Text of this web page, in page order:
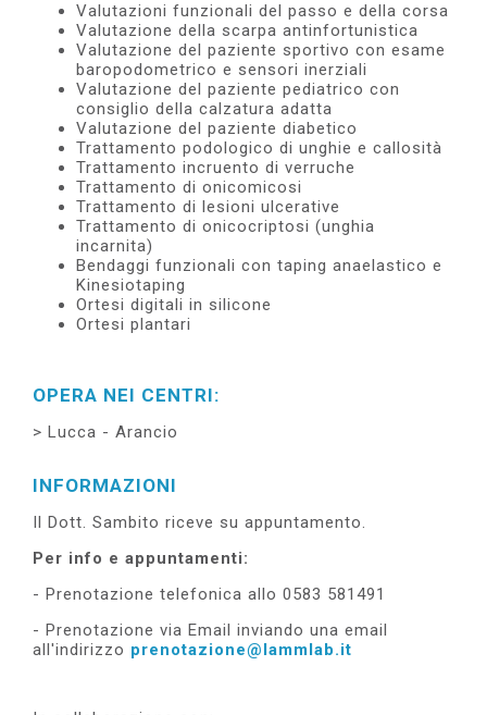
Valutazioni funzionali del passo e della corsa
Valutazione della scarpa antinfortunistica
Valutazione del paziente sportivo con esame
baropodometrico e sensori inerziali
Valutazione del paziente pediatrico con
consiglio della calzatura adatta
Valutazione del paziente diabetico
Trattamento podologico di unghie e callosità
Trattamento incruento di verruche
Trattamento di onicomicosi
Trattamento di lesioni ulcerative
Trattamento di onicocriptosi (unghia
incarnita)
Bendaggi funzionali con taping anaelastico e
Kinesiotaping
Ortesi digitali in silicone
Ortesi plantari
OPERA NEI CENTRI:
Lucca - Arancio
INFORMAZIONI
Il Dott. Sambito riceve su appuntamento.
Per info e appuntamenti:
- Prenotazione telefonica allo 0583 581491
- Prenotazione via Email inviando una email
all'indirizzo prenotazione@lammlab.it